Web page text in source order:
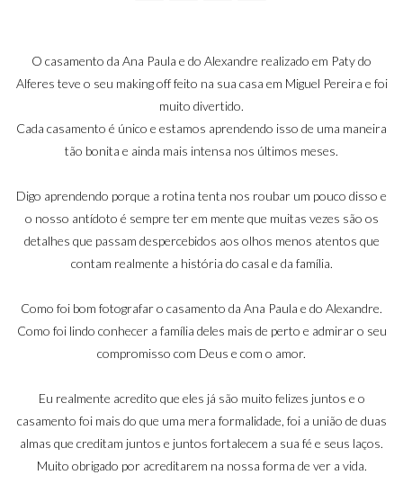
O casamento da Ana Paula e do Alexandre realizado em Paty do
Alferes teve o seu making off feito na sua casa em Miguel Pereira e foi
muito divertido.
Cada casamento é único e estamos aprendendo isso de uma maneira
tão bonita e ainda mais intensa nos últimos meses.
Digo aprendendo porque a rotina tenta nos roubar um pouco disso e
o nosso antídoto é sempre ter em mente que muitas vezes são os
detalhes que passam despercebidos aos olhos menos atentos que
contam realmente a história do casal e da família.
Como foi bom fotografar o casamento da Ana Paula e do Alexandre.
Como foi lindo conhecer a família deles mais de perto e admirar o seu
compromisso com Deus e com o amor.
Eu realmente acredito que eles já são muito felizes juntos e o
casamento foi mais do que uma mera formalidade, foi a união de duas
almas que creditam juntos e juntos fortalecem a sua fé e seus laços.
Muito obrigado por acreditarem na nossa forma de ver a vida.